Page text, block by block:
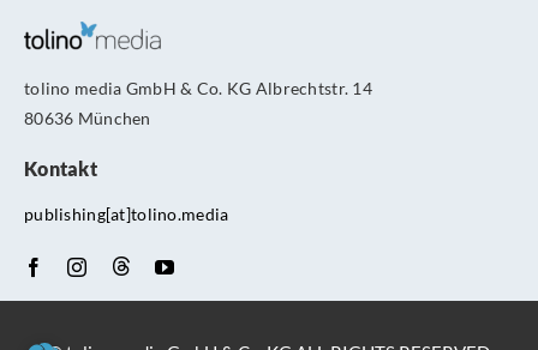
tolino media GmbH & Co. KG Albrechtstr. 14
80636 München
Kontakt
publishing[at]tolino.media